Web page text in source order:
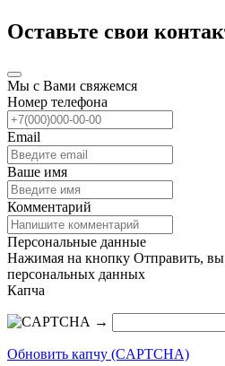
Оставьте свои
Мы с Вами свяжемся
Номер телефона
Email
Ваше имя
Комментарий
Персональные данные
Нажимая на кнопку Отправить, вы
персональных данных
Капча
→
Обновить капчу (CAPTCHA)